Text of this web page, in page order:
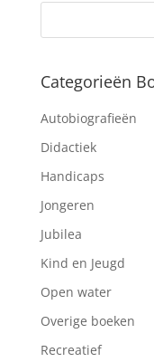
Categorieën
Autobiografieën
Didactiek
Handicaps
Jongeren
Jubilea
Kind en Jeugd
Open water
Overige boeken
Recreatief